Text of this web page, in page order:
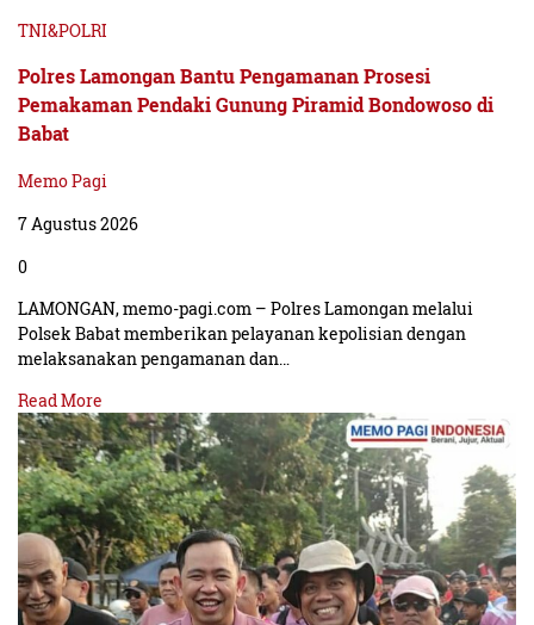
TNI&POLRI
Polres Lamongan Bantu Pengamanan Prosesi
Pemakaman Pendaki Gunung Piramid Bondowoso di
Babat
Memo Pagi
7 Agustus 2026
0
LAMONGAN, memo-pagi.com – Polres Lamongan melalui
Polsek Babat memberikan pelayanan kepolisian dengan
melaksanakan pengamanan dan…
Read More